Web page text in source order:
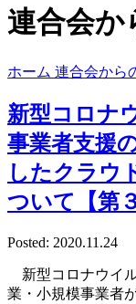
連合会か
ホーム 連合会から
新型コロナ
事業者支援
したクラウ
ついて【第
Posted: 2020.11.24
新型コロナウイ
業・小規模事業者